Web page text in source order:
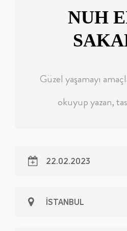
NUH
Güzel yaşamayı
okuyup yazan,
22.02.2023
İSTANBUL